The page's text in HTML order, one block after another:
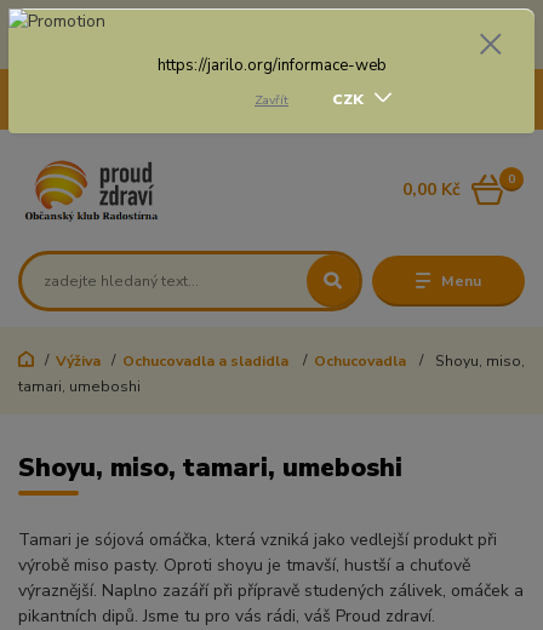
Doprava zdarma na některé druhy dopravy při nákupu
Menu
CZK
0
0,00 Kč
Výživa Ochucovadla a sladidla Ochucovadla
Shoyu, miso,
tamari, umeboshi
Shoyu, miso, tamari, umeboshi
Tamari je sójová omáčka, která vzniká jako vedlejší produkt při
výrobě miso pasty. Oproti shoyu je tmavší, hustší a chuťově
výraznější. Naplno zazáří při přípravě studených zálivek, omáček a
pikantních dipů. Jsme tu pro vás rádi, váš Proud zdraví.
https://jarilo.org/informace-web
Zavřít